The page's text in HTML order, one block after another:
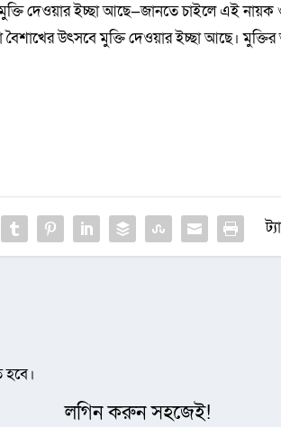
দেওয়ার ইচ্ছা আছে—জানতে চাইলে এই নায়ক
উৎসবে মুক্তি দেওয়ার ইচ্ছা আছে। মুক্তির
লগিন করুন সহজেই!